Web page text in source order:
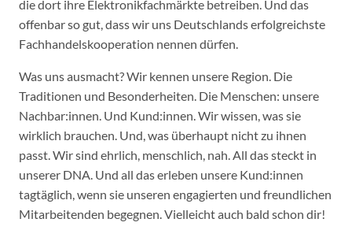
die dort ihre Elektronikfachmärkte betreiben. Und das
offenbar so gut, dass wir uns Deutschlands erfolgreichste
Fachhandelskooperation nennen dürfen.
Was uns ausmacht? Wir kennen unsere Region. Die
Traditionen und Besonderheiten. Die Menschen: unsere
Nachbar:innen. Und Kund:innen. Wir wissen, was sie
wirklich brauchen. Und, was überhaupt nicht zu ihnen
passt. Wir sind ehrlich, menschlich, nah. All das steckt in
unserer DNA. Und all das erleben unsere Kund:innen
tagtäglich, wenn sie unseren engagierten und freundlichen
Mitarbeitenden begegnen. Vielleicht auch bald schon dir!